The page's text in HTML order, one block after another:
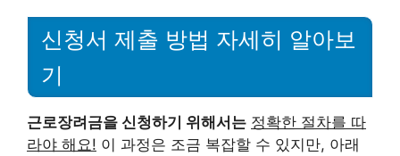
신청서 제출 방법 자세히 알아보
기
근로장려금을 신청하기 위해서는 정확한 절차를 따
라야 해요! 이 과정은 조금 복잡할 수 있지만, 아래